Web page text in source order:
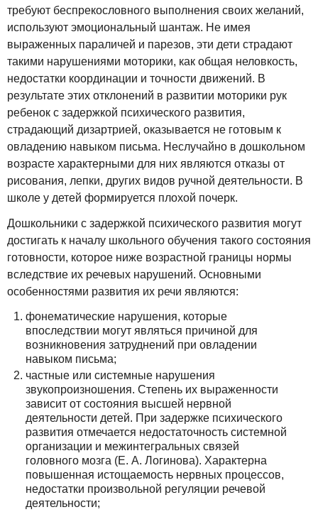
требуют беспрекословного выполнения своих желаний,
используют эмоциональный шантаж. Не имея
выраженных параличей и парезов, эти дети страдают
такими нарушениями моторики, как общая неловкость,
недостатки координации и точности движений. В
результате этих отклонений в развитии моторики рук
ребенок с задержкой психического развития,
страдающий дизартрией, оказывается не готовым к
овладению навыком письма. Неслучайно в дошкольном
возрасте характерными для них являются отказы от
рисования, лепки, других видов ручной деятельности. В
школе у детей формируется плохой почерк.
Дошкольники с задержкой психического развития могут
достигать к началу школьного обучения такого состояния
готовности, которое ниже возрастной границы нормы
вследствие их речевых нарушений. Основными
особенностями развития их речи являются:
фонематические нарушения, которые
впоследствии могут являться причиной для
возникновения затруднений при овладении
навыком письма;
частные или системные нарушения
звукопроизношения. Степень их выраженности
зависит от состояния высшей нервной
деятельности детей. При задержке психического
развития отмечается недостаточность системной
организации и межинтегральных связей
головного мозга (Е. А. Логинова). Характерна
повышенная истощаемость нервных процессов,
недостатки произвольной регуляции речевой
деятельности;